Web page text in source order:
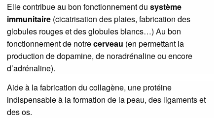
Elle contribue au bon fonctionnement du système
immunitaire (cicatrisation des plaies, fabrication des
globules rouges et des globules blancs…) Au bon
fonctionnement de notrecerveau (en permettant la
production de dopamine, de noradrénaline ou encore
d’adrénaline).
Aide à la fabrication du collagène, une protéine
indispensable à la formation de la peau, des ligaments et
des os.